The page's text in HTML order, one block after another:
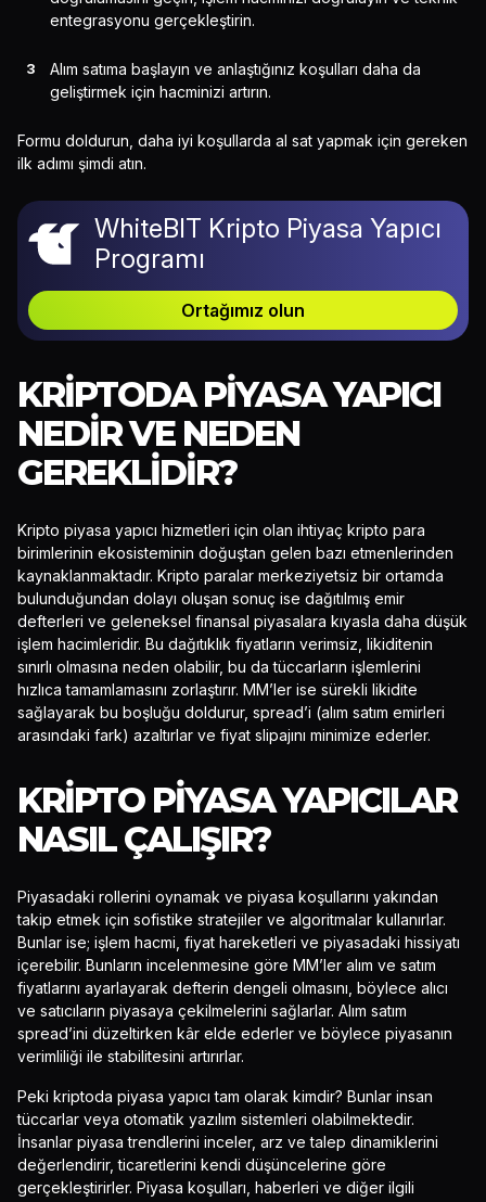
entegrasyonu gerçekleştirin.
Alım satıma başlayın ve anlaştığınız koşulları daha da
geliştirmek için hacminizi artırın.
Formu doldurun, daha iyi koşullarda al sat yapmak için gereken
ilk adımı şimdi atın.
WhiteBIT Kripto Piyasa Yapıcı
Programı
Ortağımız olun
KRIPTODA PIYASA YAPICI
NEDIR VE NEDEN
GEREKLIDIR?
Kripto piyasa yapıcı hizmetleri için olan ihtiyaç kripto para
birimlerinin ekosisteminin doğuştan gelen bazı etmenlerinden
kaynaklanmaktadır. Kripto paralar merkeziyetsiz bir ortamda
bulunduğundan dolayı oluşan sonuç ise dağıtılmış emir
defterleri ve geleneksel finansal piyasalara kıyasla daha düşük
işlem hacimleridir. Bu dağıtıklık fiyatların verimsiz, likiditenin
sınırlı olmasına neden olabilir, bu da tüccarların işlemlerini
hızlıca tamamlamasını zorlaştırır. MM’ler ise sürekli likidite
sağlayarak bu boşluğu doldurur, spread’i (alım satım emirleri
arasındaki fark) azaltırlar ve fiyat slipajını minimize ederler.
KRIPTO PIYASA YAPICILAR
NASIL ÇALIŞIR?
Piyasadaki rollerini oynamak ve piyasa koşullarını yakından
takip etmek için sofistike stratejiler ve algoritmalar kullanırlar.
Bunlar ise; işlem hacmi, fiyat hareketleri ve piyasadaki hissiyatı
içerebilir. Bunların incelenmesine göre MM’ler alım ve satım
fiyatlarını ayarlayarak defterin dengeli olmasını, böylece alıcı
ve satıcıların piyasaya çekilmelerini sağlarlar. Alım satım
spread’ini düzeltirken kâr elde ederler ve böylece piyasanın
verimliliği ile stabilitesini artırırlar.
Peki kriptoda piyasa yapıcı tam olarak kimdir? Bunlar insan
tüccarlar veya otomatik yazılım sistemleri olabilmektedir.
İnsanlar piyasa trendlerini inceler, arz ve talep dinamiklerini
değerlendirir, ticaretlerini kendi düşüncelerine göre
gerçekleştirirler. Piyasa koşulları, haberleri ve diğer ilgili